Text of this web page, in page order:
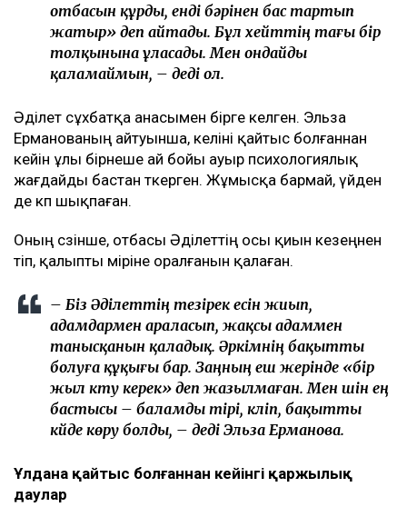
отбасын құрды, енді бәрінен бас тартып
жатыр» деп айтады. Бұл хейттің тағы бір
толқынына ұласады. Мен ондайды
қаламаймын, – деді ол.
Әділет сұхбатқа анасымен бірге келген. Эльза
Ерманованың айтуынша, келіні қайтыс болғаннан
кейін ұлы бірнеше ай бойы ауыр психологиялық
жағдайды бастан өткерген. Жұмысқа бармай, үйден
де көп шықпаған.
Оның сөзінше, отбасы Әділеттің осы қиын кезеңнен
өтіп, қалыпты өміріне оралғанын қалаған.
– Біз Әділеттің тезірек есін жиып,
адамдармен араласып, жақсы адаммен
танысқанын қаладық. Әркімнің бақытты
болуға құқығы бар. Заңның еш жерінде «бір
жыл күту керек» деп жазылмаған. Мен үшін ең
бастысы – баламды тірі, күліп, бақытты
күйде көру болды, – деді Эльза Ерманова.
Ұлдана қайтыс болғаннан кейінгі қаржылық
даулар